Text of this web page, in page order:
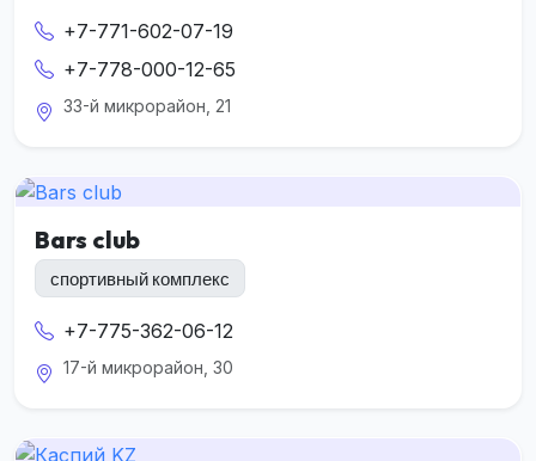
+7-771-602-07-19
+7-778-000-12-65
33-й микрорайон, 21
Bars club
спортивный комплекс
+7-775-362-06-12
17-й микрорайон, 30